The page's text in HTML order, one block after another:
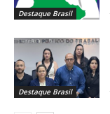
Destaque Brasil
Destaque Brasil